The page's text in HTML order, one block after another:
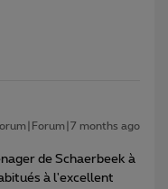
months ago
de Schaerbeek à
à l'excellent